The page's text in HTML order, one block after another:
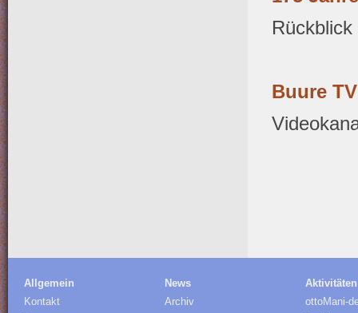
Buure TV
Allgemein
Kontakt
News
Archiv
Aktivitäten
ottoMani-